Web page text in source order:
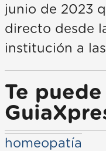
junio de 2023
directo desde
institución a las
Te
homeopatía